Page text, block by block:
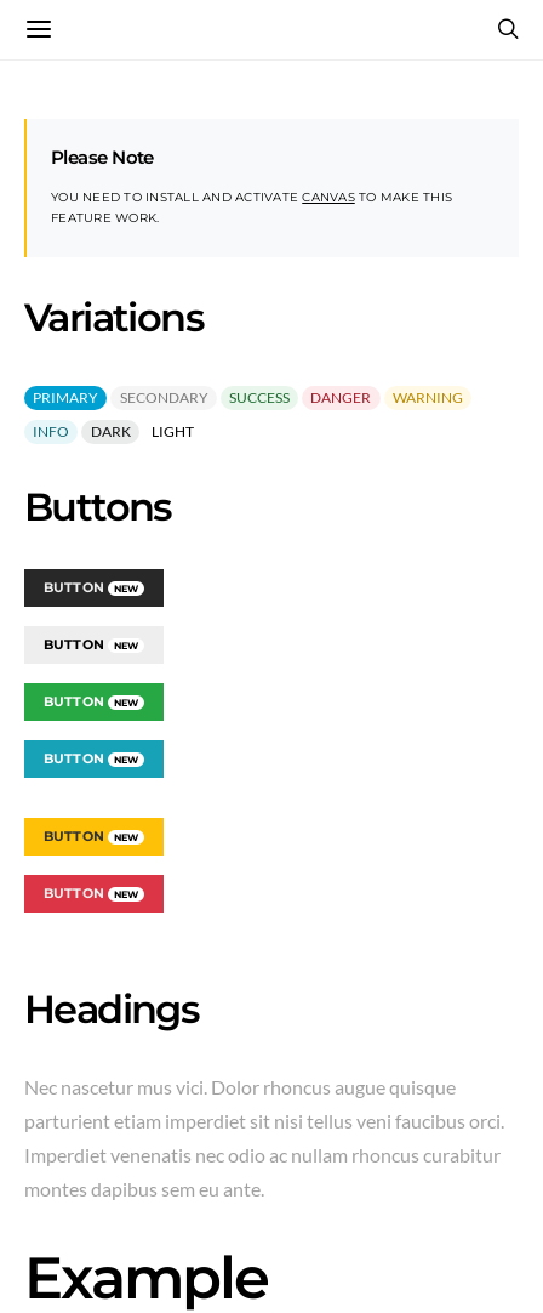
Please Note
YOU NEED TO INSTALL AND ACTIVATECANVASTO MAKE THIS
FEATURE WORK.
Variations
PRIMARY SECONDARY SUCCESS DANGER
WARNING
INFO
DARK LIGHT
Buttons
BUTTON NEW
BUTTON NEW
BUTTON NEW
BUTTON NEW
BUTTON NEW
BUTTON NEW
Headings
Nec nascetur mus vici. Dolor rhoncus augue quisque
parturient etiam imperdiet sit nisi tellus veni faucibus orci.
Imperdiet venenatis nec odio ac nullam rhoncus curabitur
montes dapibus sem eu ante.
Example